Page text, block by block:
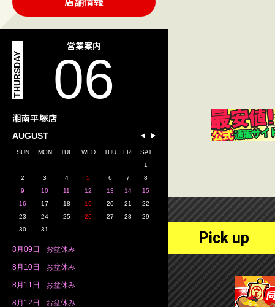
営業案内
06
THURSDAY
湘南平塚店
AUGUST
SUN MON TUE WED THU FRI
SAT
1
2
3 4 5 6 7
8
9
10 11 12 13 14
15
16
17 18 19 20 21
22
23
24 25 26 27 28
29
30
31
8月 09日 お盆休み
8月 10日 お盆休み
8月 11日 お盆休み
8月 12日 お盆休み
Pick up